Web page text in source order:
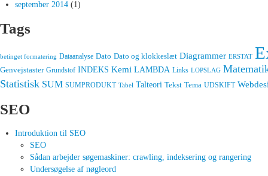
september 2014 (1)
Tags
betinget formatering Dataanalyse Dato Dato og klokkeslæt Diagrammer ERSTAT
Genvejstaster Grundstof INDEKS Kemi LAMBDA Links LOPSLAG
Statistisk SUM SUMPRODUKT Tabel Talteori Tekst Tema UDSKIFT
SEO
Introduktion til SEO
SEO
Sådan arbejder søgemaskiner: crawling, indeksering og rangering
Undersøgelse af nøgleord